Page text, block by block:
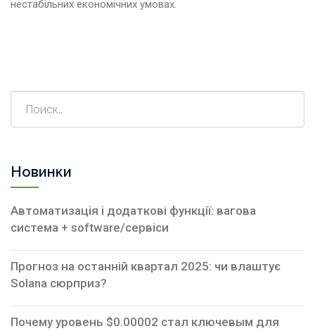
нестабільних економічних умовах.
Новинки
Автоматизація і додаткові функції: вагова
система + software/сервіси
Прогноз на останній квартал 2025: чи влаштує
Solana сюрприз?
Почему уровень $0.00002 стал ключевым для